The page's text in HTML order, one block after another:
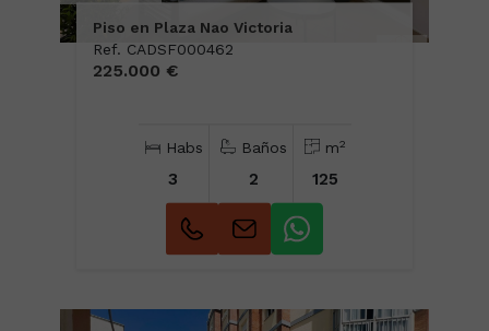
Piso en Plaza Nao Victoria
Ref. CADSF000462
225.000 €
Habs
3
Baños
2
m2
125